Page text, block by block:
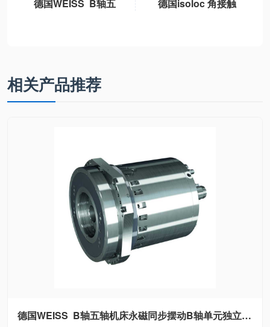
德国WEISS B轴五
重型B轴、3DB6通
用型B轴
德国isoloc 角接触
相关产品推荐
德国WEISS B轴五轴机床永磁同步摆动B轴单元独立标准B轴模块、3DB-1轻型B轴、3DB-2重型B轴、3DB6通用型B轴